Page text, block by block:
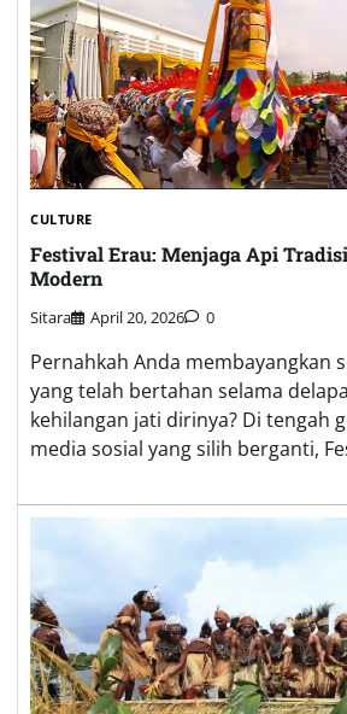
CULTURE
Festival Erau: Menjaga Api
Modern
Sitara April 20, 2026 0
Pernahkah Anda membayangkan
yang telah bertahan selama
kehilangan jati dirinya? Di tengah
media sosial yang silih berganti,